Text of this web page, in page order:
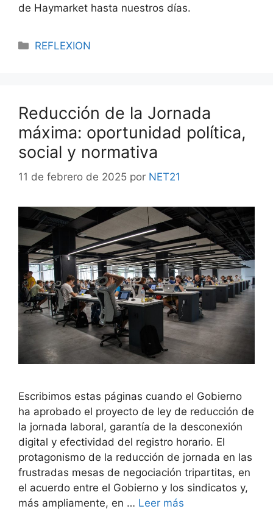
de Haymarket hasta nuestros días.
REFLEXION
Reducción de la Jornada
máxima: oportunidad política,
social y normativa
11 de febrero de 2025 por NET21
Escribimos estas páginas cuando el Gobierno
ha aprobado el proyecto de ley de reducción de
la jornada laboral, garantía de la desconexión
digital y efectividad del registro horario. El
protagonismo de la reducción de jornada en las
frustradas mesas de negociación tripartitas, en
el acuerdo entre el Gobierno y los sindicatos y,
más ampliamente, en … Leer más